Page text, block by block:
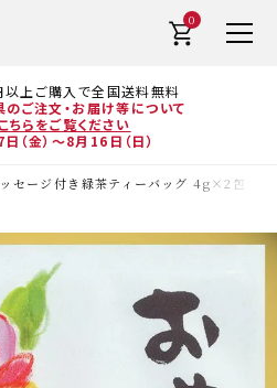
上ご購入で全国送料無料
ご注文・お届け等について
ちらをご覧ください
（金）～8月16日（日）
0
セージ付き緑茶ティーバッグ 4g×2包